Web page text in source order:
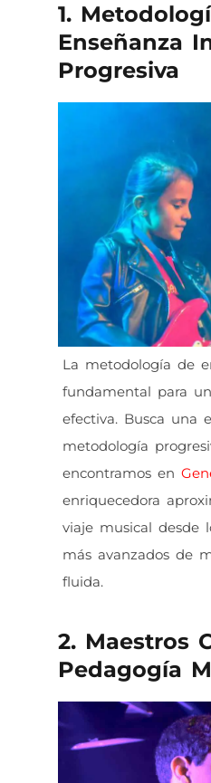
1.
Enseñanza
Progresiva
La metodología de
fundamental para
efectiva. Busca una
metodología
encontramos en
enriquecedora
viaje musical desde
más avanzados de
fluida.
2. Maestros
Pedagogía